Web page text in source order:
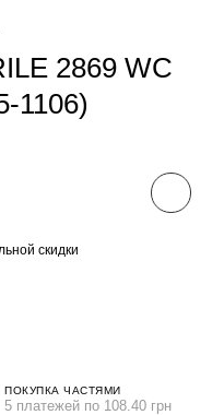
2869 WC
1106)
скидки
ПОКУПКА ЧАСТЯМИ
5 платежей по 108.40 грн